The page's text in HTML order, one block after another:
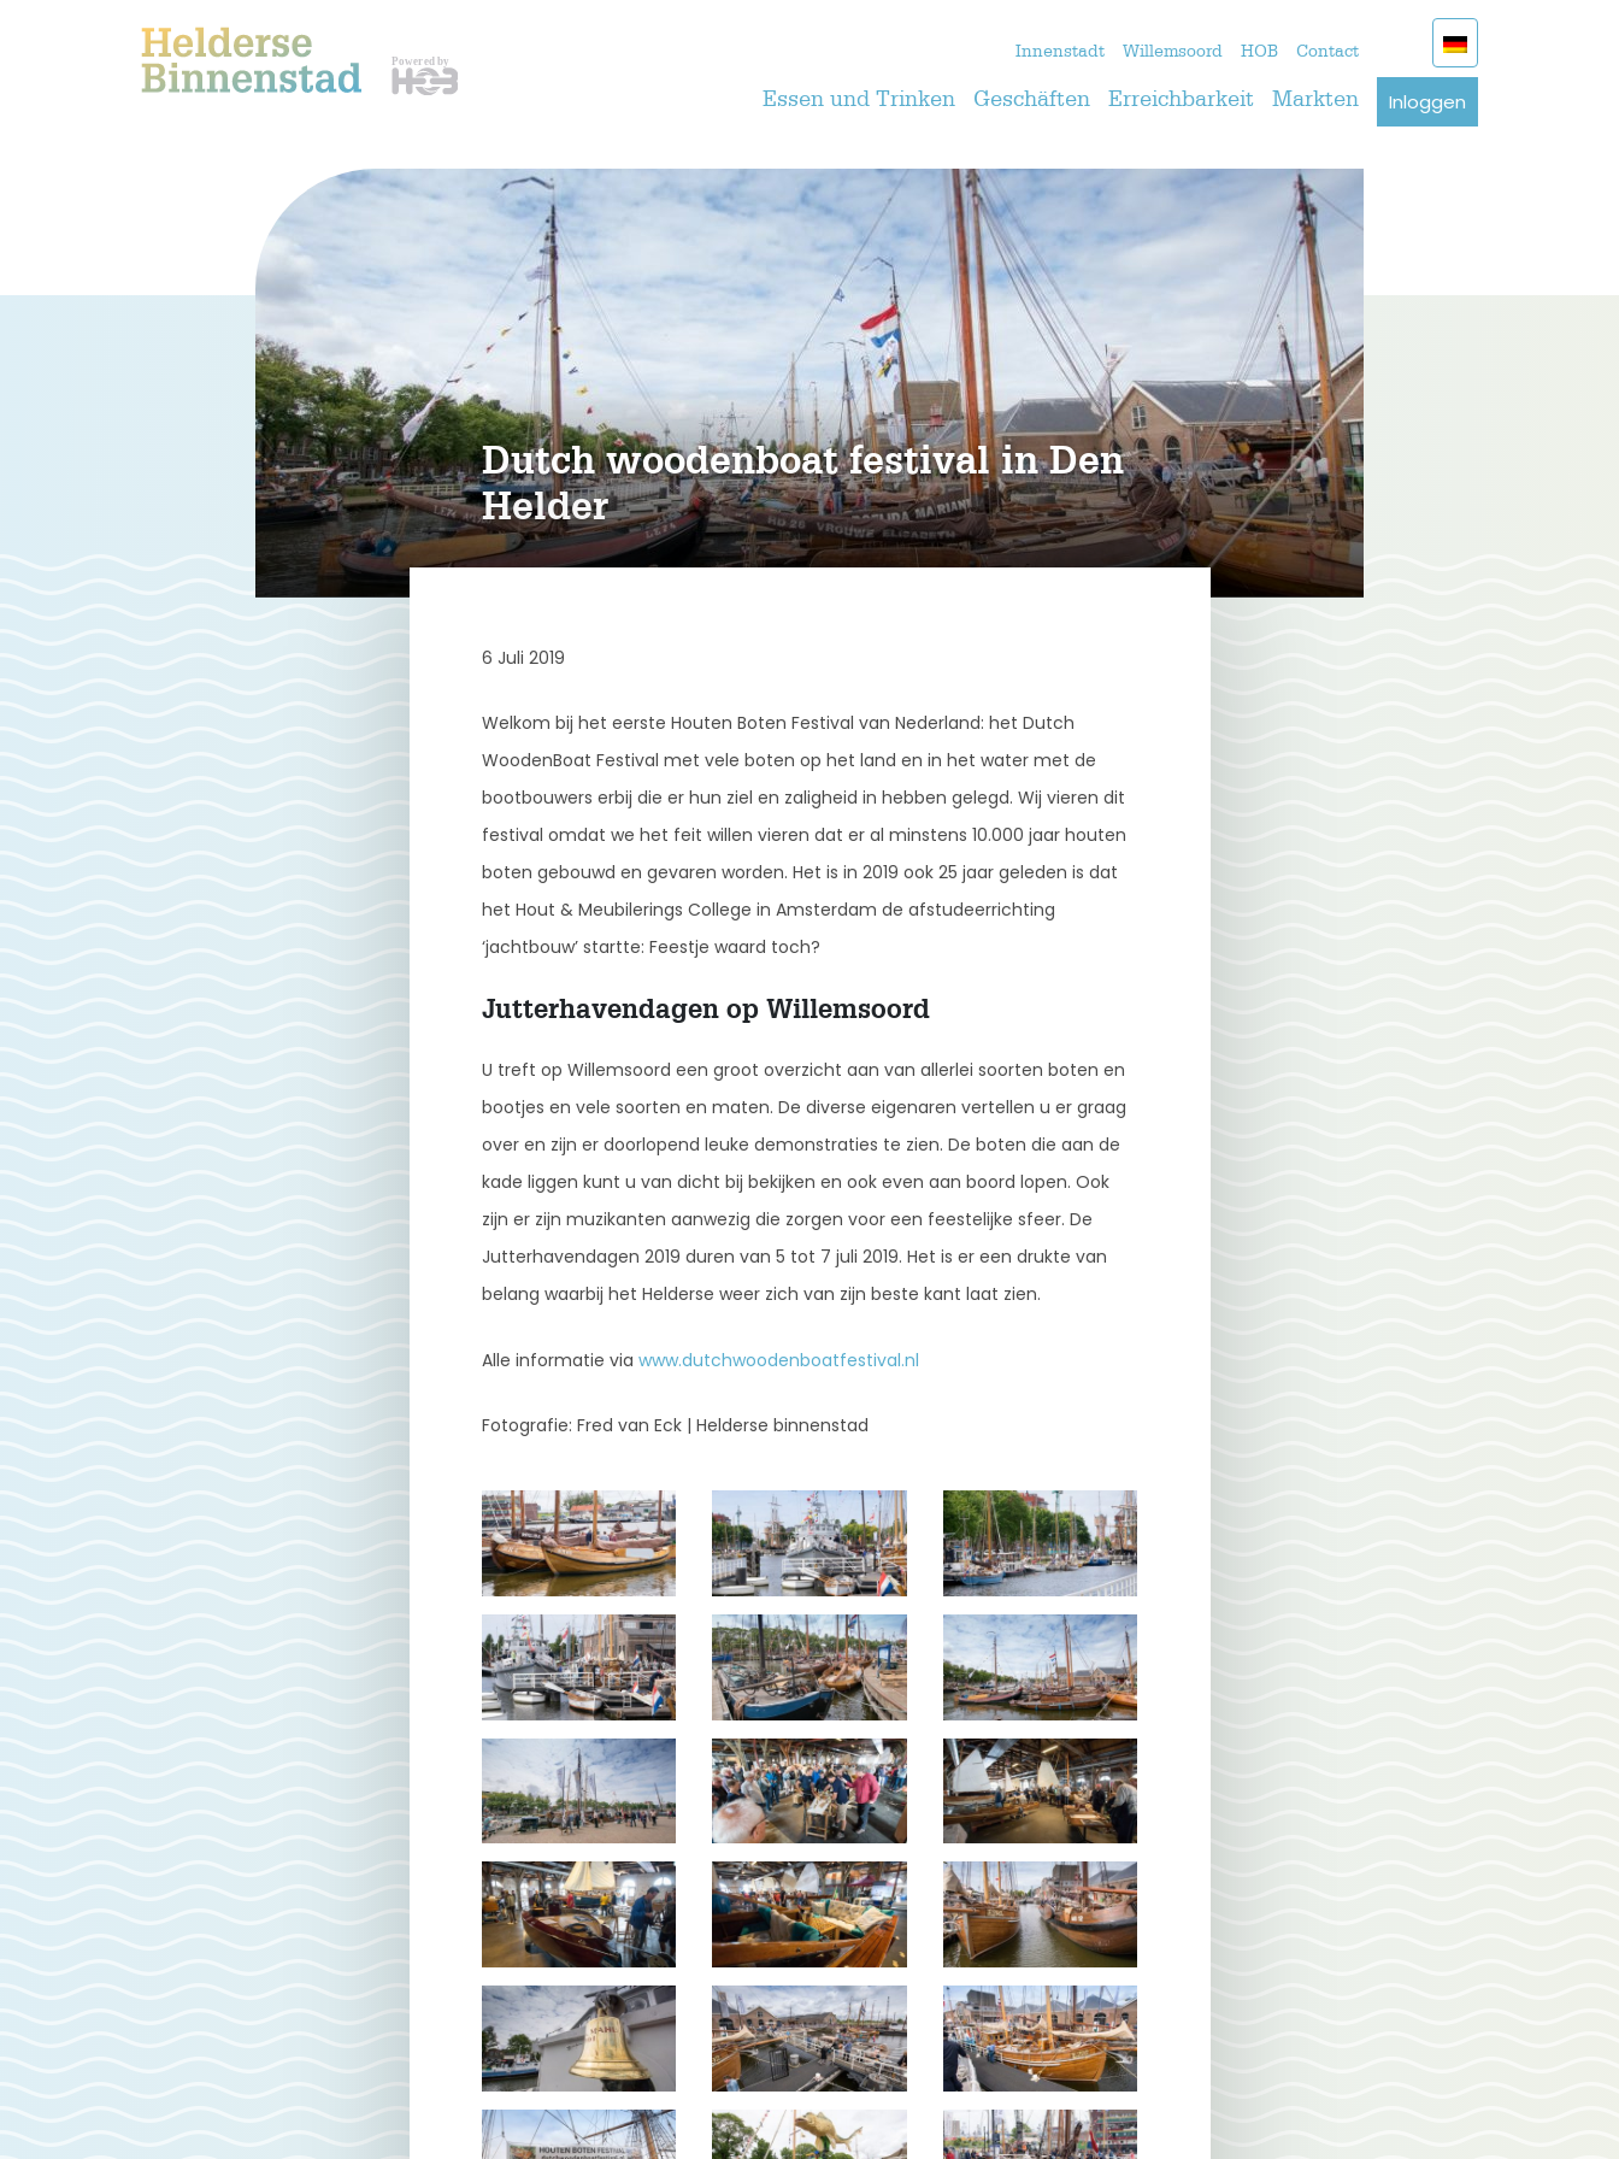
Innenstadt Willemsoord HOB Contact
Essen und Trinken Geschäften Erreichbarkeit Markten Inloggen
Dutch woodenboat festival in Den
Helder
6 Juli 2019
Welkom bij het eerste Houten Boten Festival van Nederland: het Dutch
WoodenBoat Festival met vele boten op het land en in het water met de
bootbouwers erbij die er hun ziel en zaligheid in hebben gelegd. Wij vieren dit
festival omdat we het feit willen vieren dat er al minstens 10.000 jaar houten
boten gebouwd en gevaren worden. Het is in 2019 ook 25 jaar geleden is dat
het Hout & Meubilerings College in Amsterdam de afstudeerrichting
‘jachtbouw’ startte: Feestje waard toch?
Jutterhavendagen op Willemsoord
U treft op Willemsoord een groot overzicht aan van allerlei soorten boten en
bootjes en vele soorten en maten. De diverse eigenaren vertellen u er graag
over en zijn er doorlopend leuke demonstraties te zien. De boten die aan de
kade liggen kunt u van dicht bij bekijken en ook even aan boord lopen. Ook
zijn er zijn muzikanten aanwezig die zorgen voor een feestelijke sfeer. De
Jutterhavendagen 2019 duren van 5 tot 7 juli 2019. Het is er een drukte van
belang waarbij het Helderse weer zich van zijn beste kant laat zien.
Alle informatie via www.dutchwoodenboatfestival.nl
Fotografie: Fred van Eck | Helderse binnenstad